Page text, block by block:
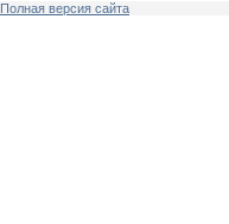
Полная версия сайта